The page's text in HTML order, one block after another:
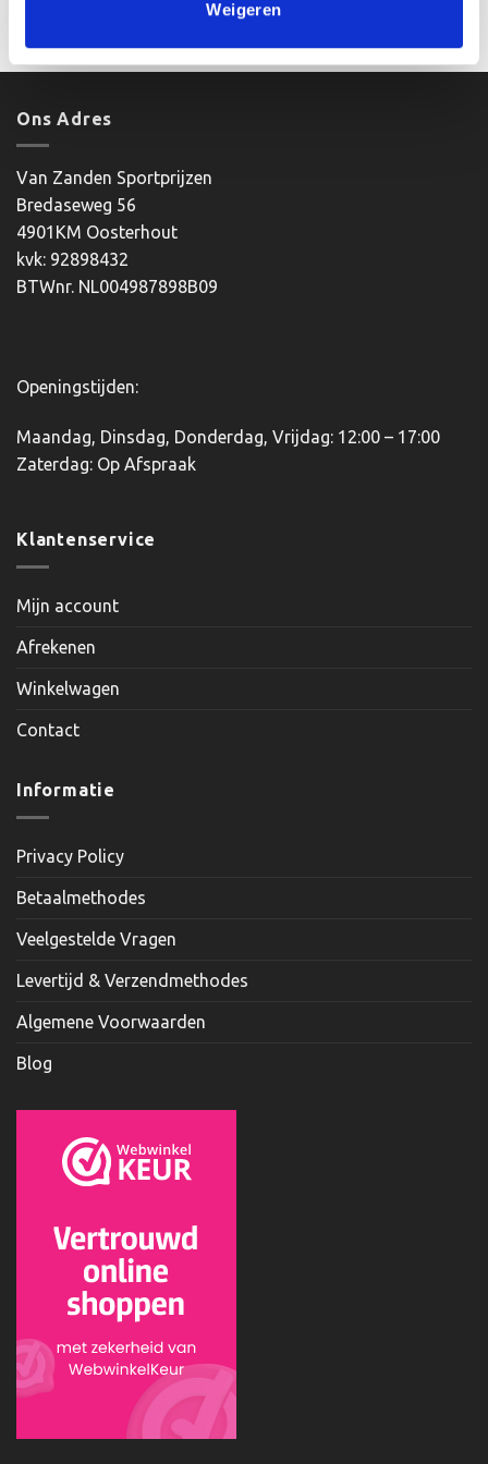
Weigeren
meerdere
gekozen
worden
productpagina
Ons Adres
Van Zanden Sportprijzen
Bredaseweg 56
4901KM Oosterhout
kvk: 92898432
BTWnr. NL004987898B09
Openingstijden:
Maandag, Dinsdag, Donderdag, Vrijdag: 12:00 – 17:00
Zaterdag: Op Afspraak
Klantenservice
Mijn account
Afrekenen
Winkelwagen
Contact
Informatie
Privacy Policy
Betaalmethodes
Veelgestelde Vragen
Levertijd & Verzendmethodes
Algemene Voorwaarden
Blog